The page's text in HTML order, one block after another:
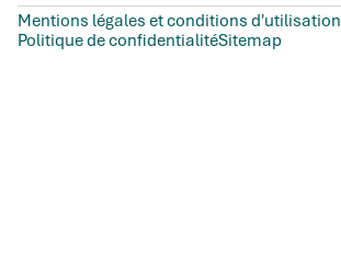
Mentions légales et conditions d'utilisation
Politique de confidentialitéSitemap